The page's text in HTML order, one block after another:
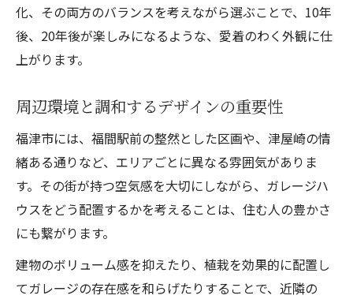
化、その両方のバランスを考えながら選ぶことで、10年
後、20年後が楽しみになるような、愛着のわく外観に仕
上がります。
周辺環境と調和するデザインの重要性
福津市には、福間駅前の整然とした区画や、津屋崎の情
緒ある通りなど、エリアごとに異なる雰囲気がありま
す。その街が持つ空気感を大切にしながら、ガレージハ
ウスをどう配置するかを考えることは、住む人の豊かさ
にも繋がります。
建物のボリューム感を抑えたり、植栽を効果的に配置し
てガレージの存在感を和らげたりすることで、近隣の